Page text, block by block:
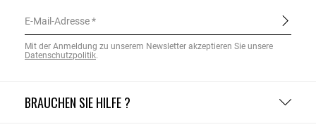
BRAUCHEN SIE HILFE ?
E-Mail-Adresse
Mit der Anmeldung zu unserem Newsletter akzeptieren Sie unsere
Datenschutzpolitik.